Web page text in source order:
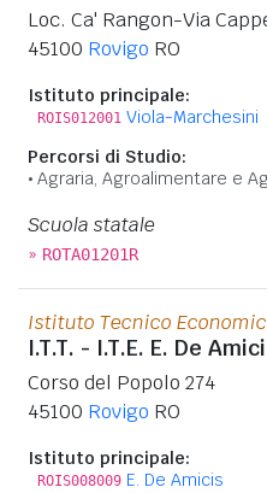
Loc. Ca' Rangon-Via
45100 Rovigo RO
Istituto principale:
ROIS012001 Viola-Marchesini
Percorsi di Studio:
Agraria, Agroalimentare e
Scuola statale
» ROTA01201R
Istituto Tecnico
I.T.T. - I.T.E. E. De
Corso del Popolo 274
45100 Rovigo RO
Istituto principale:
ROIS008009 E. De Amicis